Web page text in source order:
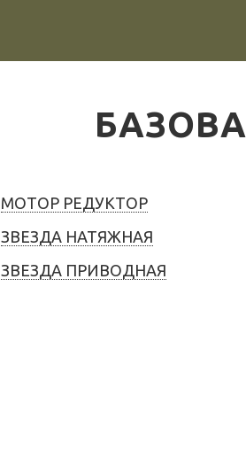
МОТОР РЕДУКТОР
ЗВЕЗДА НАТЯЖНАЯ
ЗВЕЗДА ПРИВОДНАЯ